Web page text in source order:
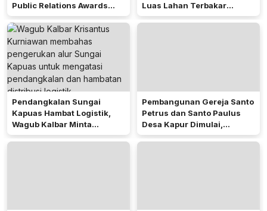
Public Relations Awards
2026
Luas Lahan Terbakar
Peringkat Keempat
Pendangkalan Sungai
Kapuas Hambat Logistik,
Wagub Kalbar Minta
Pengerukan Diprioritaskan
Pembangunan Gereja Santo
Petrus dan Santo Paulus
Desa Kapur Dimulai,
Pemkab Kubu Raya Siapkan